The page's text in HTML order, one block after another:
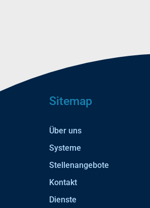
Sitemap
Über uns
Systeme
Stellenangebote
Kontakt
Dienste